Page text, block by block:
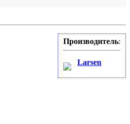
Производитель:
Larsen